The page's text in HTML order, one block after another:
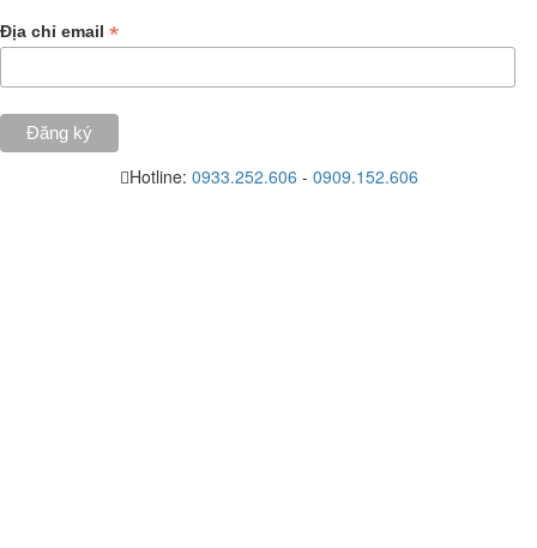
Địa chỉ email *
Hotline: 0933.252.606 - 0909.152.606